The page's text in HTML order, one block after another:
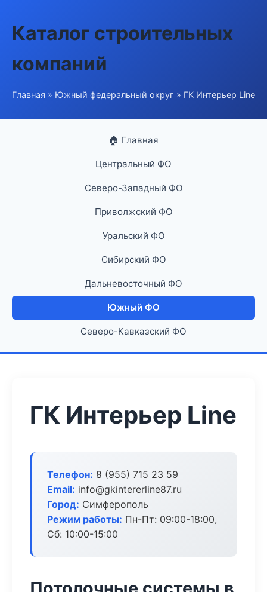
Каталог строительных
компаний
Главная » Южный федеральный округ » ГК Интерьер Line
🏠 Главная
Центральный ФО
Северо-Западный ФО
Приволжский ФО
Уральский ФО
Сибирский ФО
Дальневосточный ФО
Южный ФО
Северо-Кавказский ФО
ГК Интерьер Line
Телефон: 8 (955) 715 23 59
Email: info@gkintererline87.ru
Город: Симферополь
Режим работы: Пн-Пт: 09:00-18:00,
Сб: 10:00-15:00